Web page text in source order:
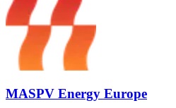
MASPV Energy Europe